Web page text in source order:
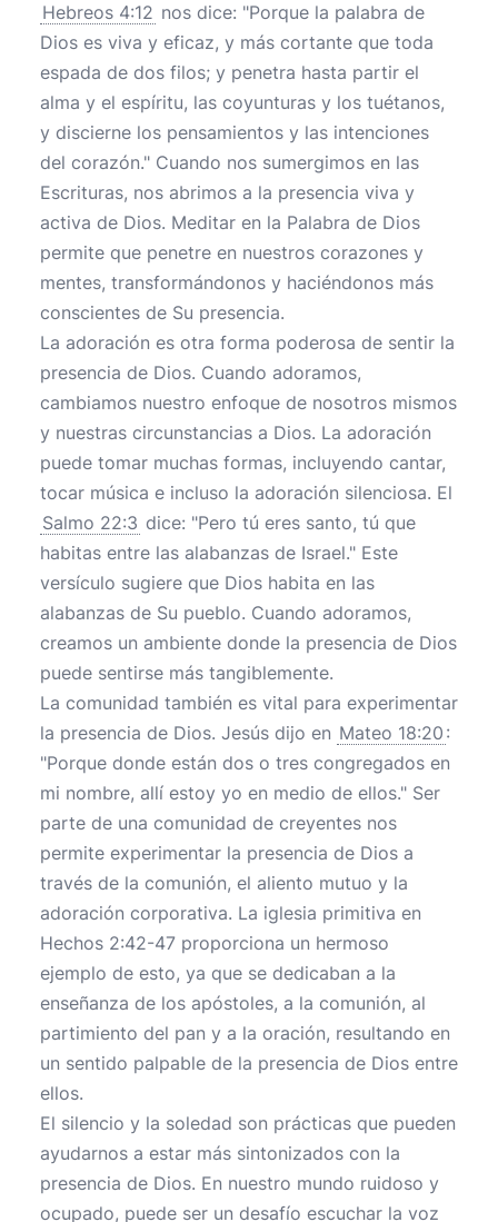
Hebreos 4:12 nos dice: "Porque la palabra de
Dios es viva y eficaz, y más cortante que toda
espada de dos filos; y penetra hasta partir el
alma y el espíritu, las coyunturas y los tuétanos,
y discierne los pensamientos y las intenciones
del corazón." Cuando nos sumergimos en las
Escrituras, nos abrimos a la presencia viva y
activa de Dios. Meditar en la Palabra de Dios
permite que penetre en nuestros corazones y
mentes, transformándonos y haciéndonos más
conscientes de Su presencia.
La adoración es otra forma poderosa de sentir la
presencia de Dios. Cuando adoramos,
cambiamos nuestro enfoque de nosotros mismos
y nuestras circunstancias a Dios. La adoración
puede tomar muchas formas, incluyendo cantar,
tocar música e incluso la adoración silenciosa. El
Salmo 22:3 dice: "Pero tú eres santo, tú que
habitas entre las alabanzas de Israel." Este
versículo sugiere que Dios habita en las
alabanzas de Su pueblo. Cuando adoramos,
creamos un ambiente donde la presencia de Dios
puede sentirse más tangiblemente.
La comunidad también es vital para experimentar
la presencia de Dios. Jesús dijo en Mateo 18:20 :
"Porque donde están dos o tres congregados en
mi nombre, allí estoy yo en medio de ellos." Ser
parte de una comunidad de creyentes nos
permite experimentar la presencia de Dios a
través de la comunión, el aliento mutuo y la
adoración corporativa. La iglesia primitiva en
Hechos 2:42-47 proporciona un hermoso
ejemplo de esto, ya que se dedicaban a la
enseñanza de los apóstoles, a la comunión, al
partimiento del pan y a la oración, resultando en
un sentido palpable de la presencia de Dios entre
ellos.
El silencio y la soledad son prácticas que pueden
ayudarnos a estar más sintonizados con la
presencia de Dios. En nuestro mundo ruidoso y
ocupado, puede ser un desafío escuchar la voz